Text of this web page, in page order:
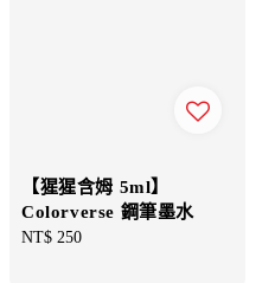
【猩猩含姆 5ml】
Colorverse 鋼筆墨水
Regular
NT$ 250